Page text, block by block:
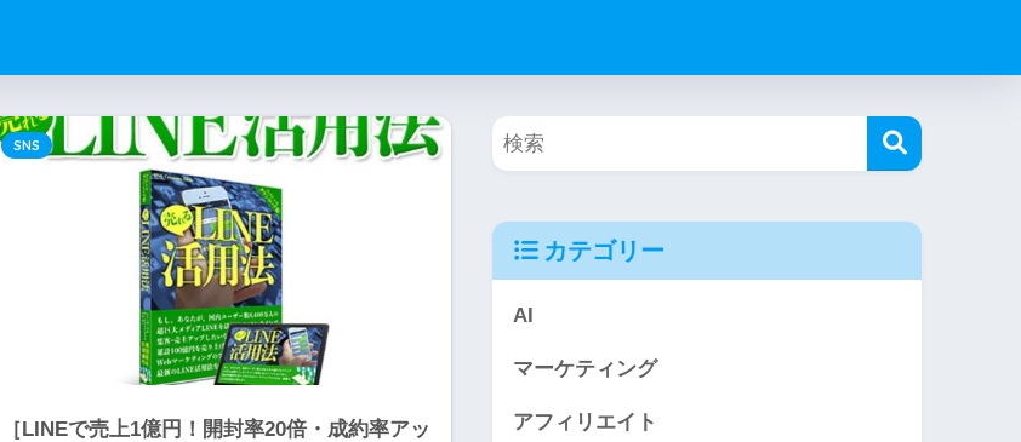
［LINEで売上1億円！開封率20倍・成約率アッ
SNS
カテゴリー
AI
マーケティング
アフィリエイト